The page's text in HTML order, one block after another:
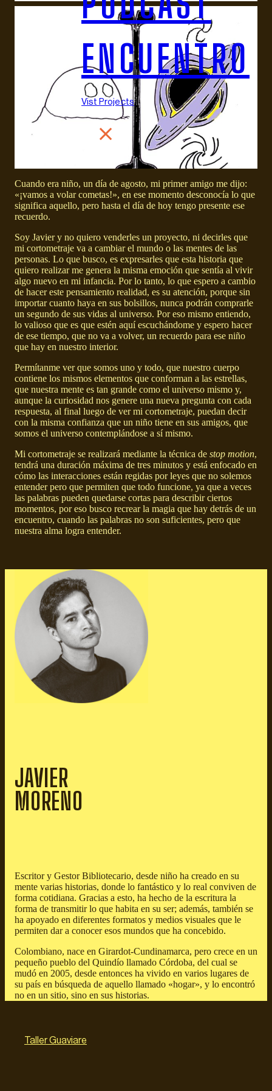
ENCUENTRO
Vist Projects
Cuando era niño, un día de agosto, mi primer amigo me dijo:
«¡vamos a volar cometas!», en ese momento desconocía lo que
significa aquello, pero hasta el día de hoy tengo presente ese
recuerdo.
Soy Javier y no quiero venderles un proyecto, ni decirles que
mi cortometraje va a cambiar el mundo o las mentes de las
personas. Lo que busco, es expresarles que esta historia que
quiero realizar me genera la misma emoción que sentía al vivir
algo nuevo en mi infancia. Por lo tanto, lo que espero a cambio
de hacer este pensamiento realidad, es su atención, porque sin
importar cuanto haya en sus bolsillos, nunca podrán comprarle
un segundo de sus vidas al universo. Por eso mismo entiendo,
lo valioso que es que estén aquí escuchándome y espero hacer
de ese tiempo, que no va a volver, un recuerdo para ese niño
que hay en nuestro interior.
Permítanme ver que somos uno y todo, que nuestro cuerpo
contiene los mismos elementos que conforman a las estrellas,
que nuestra mente es tan grande como el universo mismo y,
aunque la curiosidad nos genere una nueva pregunta con cada
respuesta, al final luego de ver mi cortometraje, puedan decir
con la misma confianza que un niño tiene en sus amigos, que
somos el universo contemplándose a sí mismo.
Mi cortometraje se realizará mediante la técnica de stop motion,
tendrá una duración máxima de tres minutos y está enfocado en
cómo las interacciones están regidas por leyes que no solemos
entender pero que permiten que todo funcione, ya que a veces
las palabras pueden quedarse cortas para describir ciertos
momentos, por eso busco recrear la magia que hay detrás de un
encuentro, cuando las palabras no son suficientes, pero que
nuestra alma logra entender.
JAVIER
MORENO
Escritor y Gestor Bibliotecario, desde niño ha creado en su
mente varias historias, donde lo fantástico y lo real conviven de
forma cotidiana. Gracias a esto, ha hecho de la escritura la
forma de transmitir lo que habita en su ser; además, también se
ha apoyado en diferentes formatos y medios visuales que le
permiten dar a conocer esos mundos que ha concebido.
Colombiano, nace en Girardot-Cundinamarca, pero crece en un
pequeño pueblo del Quindío llamado Córdoba, del cual se
mudó en 2005, desde entonces ha vivido en varios lugares de
su país en búsqueda de aquello llamado «hogar», y lo encontró
no en un sitio, sino en sus historias.
Taller Guaviare